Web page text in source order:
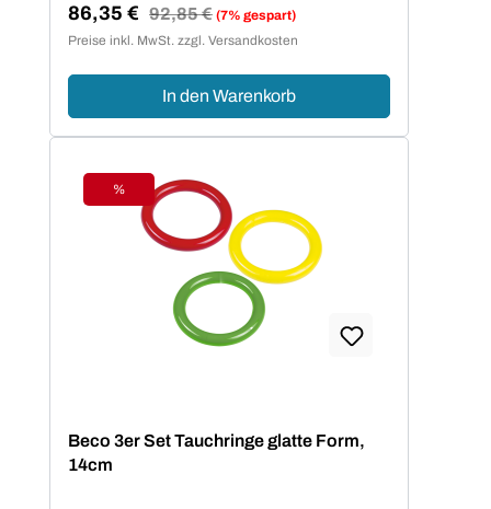
Verkaufspreis:
86,35 € Regulärer Preis:
92,85 € (7% gespart)
Preise inkl. MwSt. zzgl. Versandkosten
In den Warenkorb
Rabatt
%
Beco 3er Set Tauchringe glatte Form,
14cm